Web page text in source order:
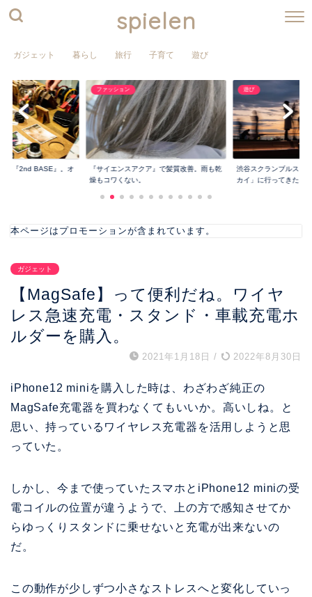
spielen
ガジェット 暮らし 旅行 子育て 遊び
』で髪質改善。雨も乾
遊び
渋谷スクランブルスクエアの屋上「渋谷ス
カイ」に行ってきた...
ファッション
小さくて薄い財布『
&『CHIP』...
本ページはプロモーションが含まれています。
ガジェット
【MagSafe】って便利だね。ワイヤ
レス急速充電・スタンド・車載充電ホ
ルダーを購入。
2021年1月18日 / 2022年8月30日
iPhone12 miniを購入した時は、わざわざ純正の
MagSafe充電器を買わなくてもいいか。高いしね。と
思い、持っているワイヤレス充電器を活用しようと思
っていた。
しかし、今まで使っていたスマホとiPhone12 miniの受
電コイルの位置が違うようで、上の方で感知させてか
らゆっくりスタンドに乗せないと充電が出来ないの
だ。
この動作が少しずつ小さなストレスへと変化していっ